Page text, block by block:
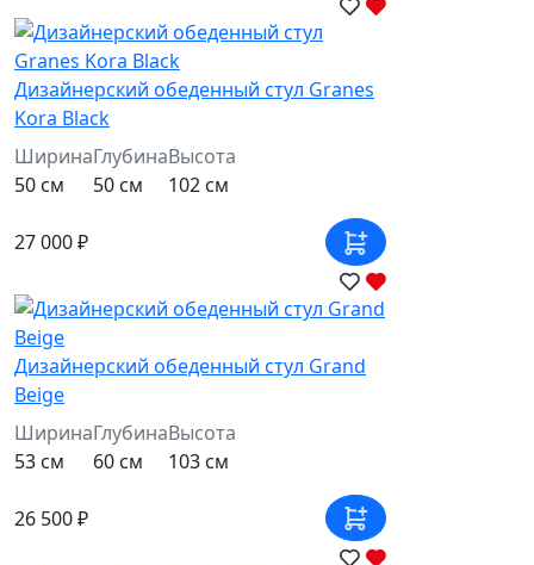
Дизайнерский обеденный стул Granes
Kora Black
Ширина
50 см
Глубина
50 см
Высота
102 см
27 000 ₽
Дизайнерский обеденный стул Grand
Beige
Ширина
53 см
Глубина
60 см
Высота
103 см
26 500 ₽